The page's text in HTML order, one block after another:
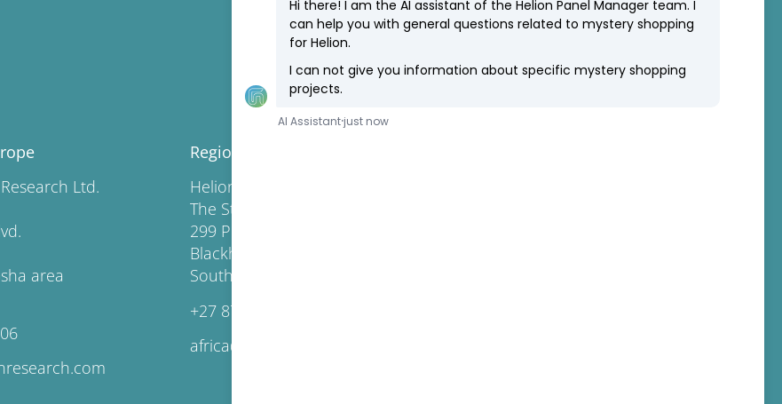
Research Ltd.
Blvd.
Vitosha area
Regional Headquarters Africa
Helion Market Research Ltd.
The Station, Pendoring Office Park
299 Pendoring Road
Blackheath, Johannesburg, 2195
South Africa
+27 87 163 6617
africa@helionresearch.com